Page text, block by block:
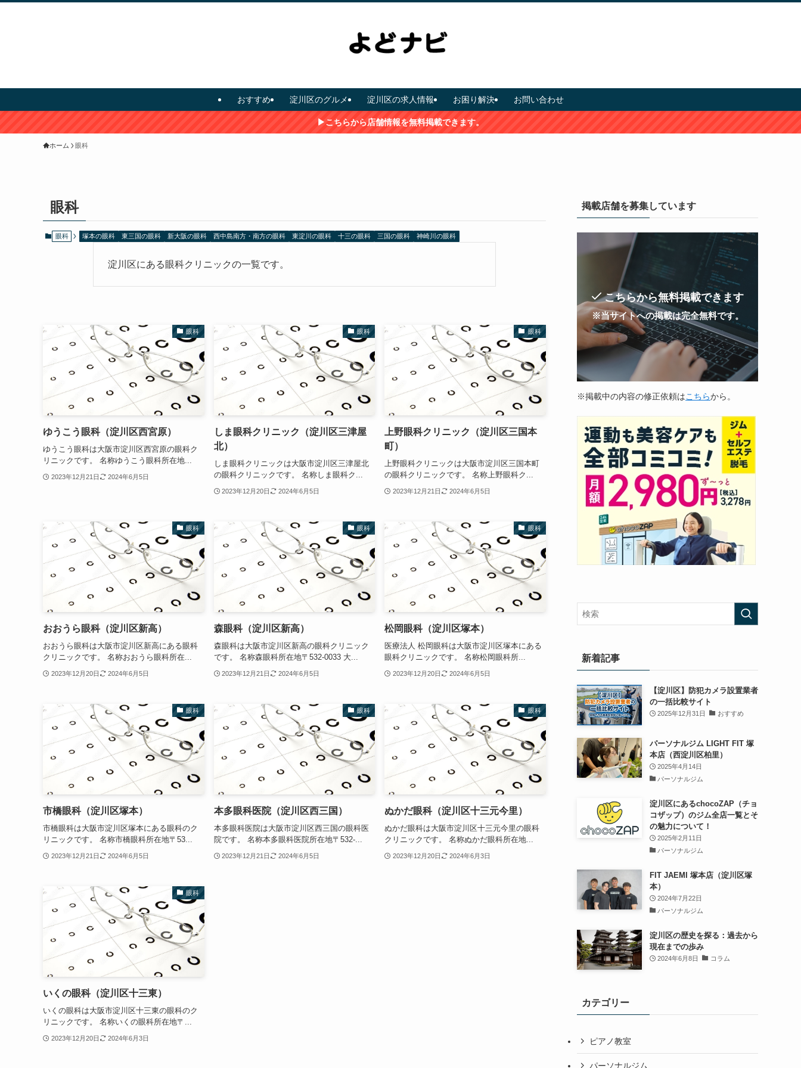
おすすめ 淀川区のグルメ 淀川区の求人情報 お困り解決 お問い合わせ
▶こちらから店舗情報を無料掲載できます。
ホーム 眼科
眼科
眼科 塚本の眼科 東三国の眼科 新大阪の眼科 西中島南方・南方の眼科 東淀川の眼科 十三の眼科 三国の眼科 神崎川の眼科
淀川区にある眼科クリニックの一覧です。
眼科
ゆうこう眼科（淀川区西宮原）
ゆうこう眼科は大阪市淀川区西宮原の眼科ク
リニックです。 名称ゆうこう眼科所在地...
2023年12月21日 2024年6月5日
眼科
しま眼科クリニック（淀川区三津屋
北）
しま眼科クリニックは大阪市淀川区三津屋北
の眼科クリニックです。 名称しま眼科ク...
2023年12月20日 2024年6月5日
眼科
上野眼科クリニック（淀川区三国本
町）
上野眼科クリニックは大阪市淀川区三国本町
の眼科クリニックです。 名称上野眼科ク...
2023年12月21日 2024年6月5日
眼科
おおうら眼科（淀川区新高）
おおうら眼科は大阪市淀川区新高にある眼科
クリニックです。 名称おおうら眼科所在...
2023年12月20日 2024年6月5日
眼科
森眼科（淀川区新高）
森眼科は大阪市淀川区新高の眼科クリニック
です。 名称森眼科所在地〒532-0033 大...
2023年12月21日 2024年6月5日
眼科
松岡眼科（淀川区塚本）
医療法人 松岡眼科は大阪市淀川区塚本にある
眼科クリニックです。 名称松岡眼科所...
2023年12月20日 2024年6月5日
眼科
市橋眼科（淀川区塚本）
市橋眼科は大阪市淀川区塚本にある眼科のク
リニックです。 名称市橋眼科所在地〒53...
2023年12月21日 2024年6月5日
眼科
本多眼科医院（淀川区西三国）
本多眼科医院は大阪市淀川区西三国の眼科医
院です。 名称本多眼科医院所在地〒532-...
2023年12月21日 2024年6月5日
眼科
ぬかだ眼科（淀川区十三元今里）
ぬかだ眼科は大阪市淀川区十三元今里の眼科
クリニックです。 名称ぬかだ眼科所在地...
2023年12月20日 2024年6月3日
眼科
いくの眼科（淀川区十三東）
いくの眼科は大阪市淀川区十三東の眼科のク
リニックです。 名称いくの眼科所在地〒...
2023年12月20日 2024年6月3日
掲載店舗を募集しています
こちらから無料掲載できます
※当サイトへの掲載は完全無料です。
※掲載中の内容の修正依頼はこちらから。
新着記事
【淀川区】防犯カメラ設置業者
の一括比較サイト
2025年12月31日 おすすめ
パーソナルジム LIGHT FIT 塚
本店（西淀川区柏里）
2025年4月14日
パーソナルジム
淀川区にあるchocoZAP（チョ
コザップ）のジム全店一覧とそ
の魅力について！
2025年2月11日
パーソナルジム
FIT JAEMI 塚本店（淀川区塚
本）
2024年7月22日
パーソナルジム
淀川区の歴史を探る：過去から
現在までの歩み
2024年6月8日 コラム
カテゴリー
ピアノ教室
パーソナルジム